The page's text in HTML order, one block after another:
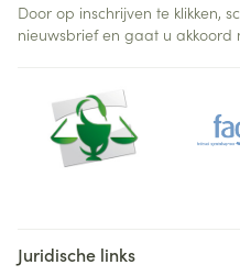
Door op inschrijven te klikken,
nieuwsbrief en gaat u akkoord
Juridische links